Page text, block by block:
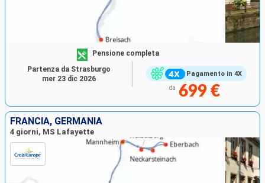
Pagamento in 4X
Pensione completa
da 699 €
Partenza da Strasburgo
mer 23 dic 2026
FRANCIA, GERMANIA
4 giorni, MS Lafayette